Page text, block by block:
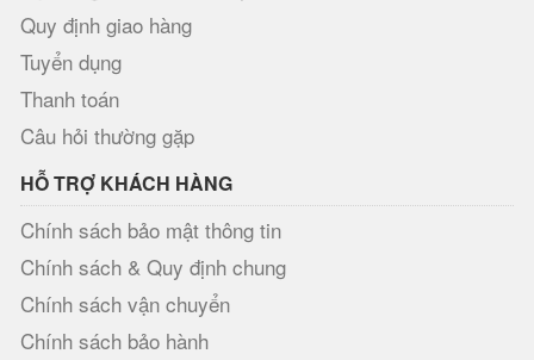
Quy định giao hàng
Tuyển dụng
Thanh toán
Câu hỏi thường gặp
HỖ TRỢ KHÁCH HÀNG
Chính sách bảo mật thông tin
Chính sách & Quy định chung
Chính sách vận chuyển
Chính sách bảo hành